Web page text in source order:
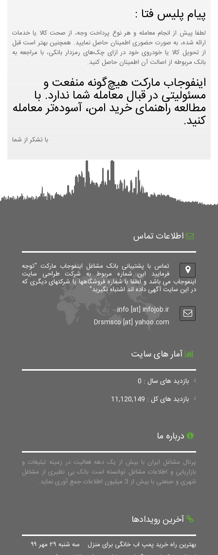
پیام پلیس فتا :
لطفا پیش از انجام معامله و هر نوع پرداخت وجه، از صحت کالا یا خدمات
ارائه شده، به صورت حضوری اطمینان حاصل نمایید. همچنین بهتر است قبل
از تحویل کالا یا خودروی خود در ازای چک‌های رمزدار بانکی، با مراجعه به
بانک مربوطه از اصالت آن اطمینان حاصل کنید.
اینفوجاب مارکت هیچ‌گونه منفعت و
مسئولیتی در قبال معامله شما ندارد. با
مطالعه راهنمای خرید امن، آسوده‌تر معامله
کنید.
با تشکر از شما
اطلاعات تماس
تماس با پشتیبانی بانک مشاغل اینفوجاب مارکت "توجه
فرمایید این شماره مربوط به شرکت طراحی سایت
اینفوجاب می باشد و لطفا با شماره فروشگاهها یا شرکتهای دیگری که
در این سایت آگهی داده اند اشتباه نگیرید"
info [at] infojob.ir
Drsmsco [at] yahoo.com
آمار های سایت
بازدید های سال : 0
بازدید های کل : 11,120,149
درباره ما
پرتال مشاغل ایران با بیش از یک دهه فعالیت در زمینه تبلیغات و
بازاریابی و اطلاعات مشاغل توانسته است بانک بی نظیری از مشاغل
شهری و صنعتی با بیش از 3 میلیون اطلاعات جمع آوری نماید.
آخرین رویدادها
بهترین راه خرید پمپ اب خانگی برای منزل سه شنبه ۲۹ مهر ۹۹